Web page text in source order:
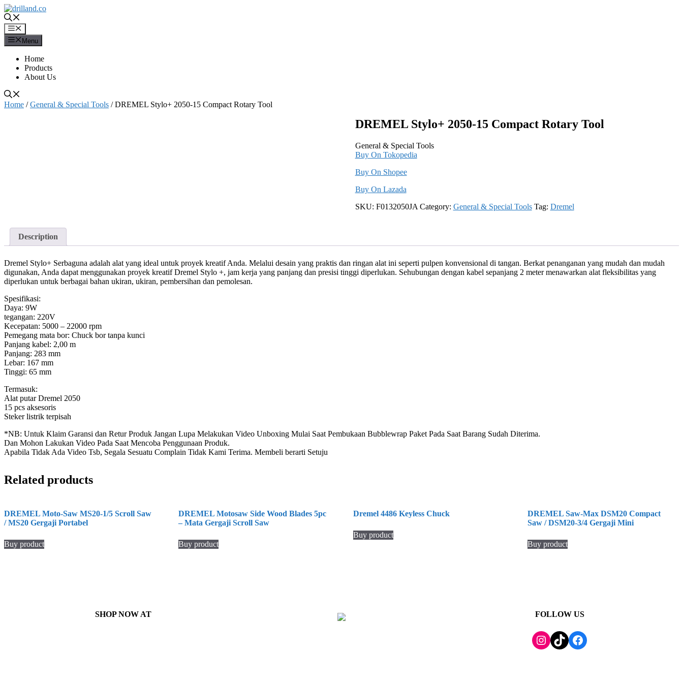
Skip
to
contentMenu
Menu
Home
Products
About Us
Home /General & Special Tools / DREMEL Stylo+ 2050-15 Compact Rotary Tool
DREMEL Stylo+ 2050-15 Compact Rotary Tool
General & Special Tools
Buy On Tokopedia
Buy On Shopee
Buy On Lazada
SKU: F0132050JA Category: General & Special Tools Tag: Dremel
Description
Dremel Stylo+ Serbaguna adalah alat yang ideal untuk proyek kreatif Anda. Melalui desain yang praktis dan ringan alat ini seperti pulpen konvensional di tangan. Berkat penanganan yang mudah dan mudah
digunakan, Anda dapat menggunakan proyek kreatif Dremel Stylo +, jam kerja yang panjang dan presisi tinggi diperlukan. Sehubungan dengan kabel sepanjang 2 meter menawarkan alat fleksibilitas yang
diperlukan untuk berbagai bahan ukiran, ukiran, pembersihan dan pemolesan.
Spesifikasi:
Daya: 9W
tegangan: 220V
Kecepatan: 5000 – 22000 rpm
Pemegang mata bor: Chuck bor tanpa kunci
Panjang kabel: 2,00 m
Panjang: 283 mm
Lebar: 167 mm
Tinggi: 65 mm
Termasuk:
Alat putar Dremel 2050
15 pcs aksesoris
Steker listrik terpisah
*NB: Untuk Klaim Garansi dan Retur Produk Jangan Lupa Melakukan Video Unboxing Mulai Saat Pembukaan Bubblewrap Paket Pada Saat Barang Sudah Diterima.
Dan Mohon Lakukan Video Pada Saat Mencoba Penggunaan Produk.
Apabila Tidak Ada Video Tsb, Segala Sesuatu Complain Tidak Kami Terima. Membeli berarti Setuju
Related products
DREMEL Moto-Saw MS20-1/5 Scroll Saw
/ MS20 Gergaji Portabel
Buy product
DREMEL Motosaw Side Wood Blades 5pc
– Mata Gergaji Scroll Saw
Buy product
Dremel 4486 Keyless Chuck
Buy product
DREMEL Saw-Max DSM20 Compact
Saw / DSM20-3/4 Gergaji Mini
Buy product
SHOP NOW AT FOLLOW US
TikTokFacebook